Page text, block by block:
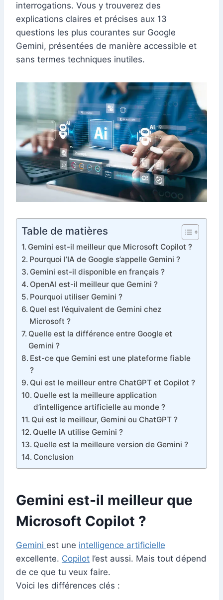
interrogations. Vous y trouverez des
explications claires et précises aux 13
questions les plus courantes sur Google
Gemini, présentées de manière accessible et
sans termes techniques inutiles.
Table de matières
Gemini est-il meilleur que Microsoft Copilot ?
Pourquoi l’IA de Google s’appelle Gemini ?
Gemini est-il disponible en français ?
OpenAI est-il meilleur que Gemini ?
Pourquoi utiliser Gemini ?
Quel est l’équivalent de Gemini chez
Microsoft ?
Quelle est la différence entre Google et
Gemini ?
Est-ce que Gemini est une plateforme fiable
?
Qui est le meilleur entre ChatGPT et Copilot ?
Quelle est la meilleure application
d’intelligence artificielle au monde ?
Qui est le meilleur, Gemini ou ChatGPT ?
Quelle IA utilise Gemini ?
Quelle est la meilleure version de Gemini ?
Conclusion
Gemini est-il meilleur que
Microsoft Copilot ?
Gemini est une intelligence artificielle
excellente. Copilot l’est aussi. Mais tout dépend
de ce que tu veux faire.
Voici les différences clés :